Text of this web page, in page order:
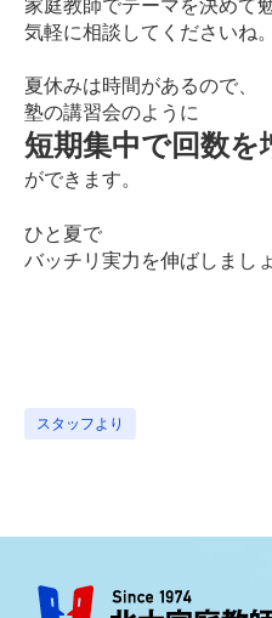
気軽に相談してくださいね。
夏休みは時間があるので、
塾の講習会のように
短期集中で回数を
ができます。
ひと夏で
バッチリ実力を伸ばしまし
スタッフより